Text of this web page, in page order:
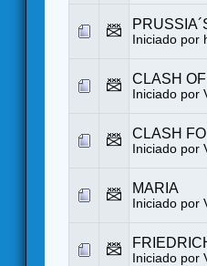
Iniciado por
CLASH
Iniciado por
CLASH
Iniciado por
MARIA
Iniciado por
Iniciado por